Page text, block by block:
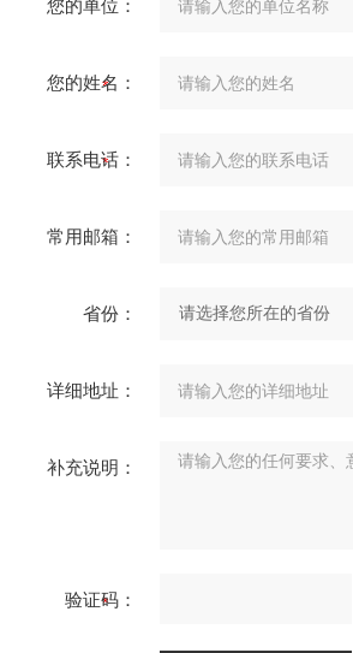
您的单位：
您的姓名：
联系电话：
常用邮箱：
省份：
详细地址：
补充说明：
验证码：